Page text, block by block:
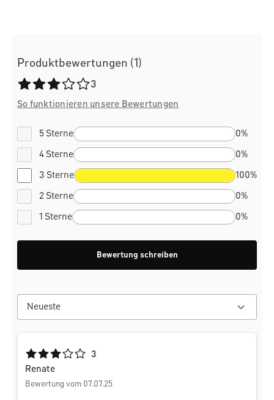
Produktbewertungen (1)
Durchschnittliche Bewertung von 3 von 5 Sternen
3
So funktionieren unsere Bewertungen
5 Sterne 0%
4 Sterne 0%
3 Sterne 100%
2 Sterne 0%
1 Sterne 0%
Bewertung schreiben
Durchschnittliche Bewertung von 3 von 5 Sternen
3
Renate
Bewertung vom 07.07.25